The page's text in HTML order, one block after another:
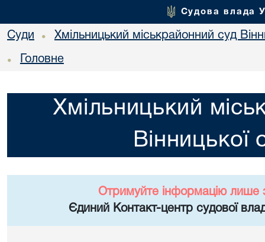
Судова влада
Суди • Хмільницький міськрайонний суд
• Головне
Хмільницький
Вінницької
Отримуйте інформацію лише
Єдиний Контакт-центр судової